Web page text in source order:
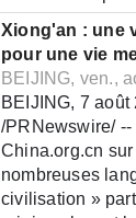
Xiong'an : une
pour une vie
BEIJING, ven.,
BEIJING, 7 août
/PRNewswire/
China.org.cn
nombreuses
civilisation »